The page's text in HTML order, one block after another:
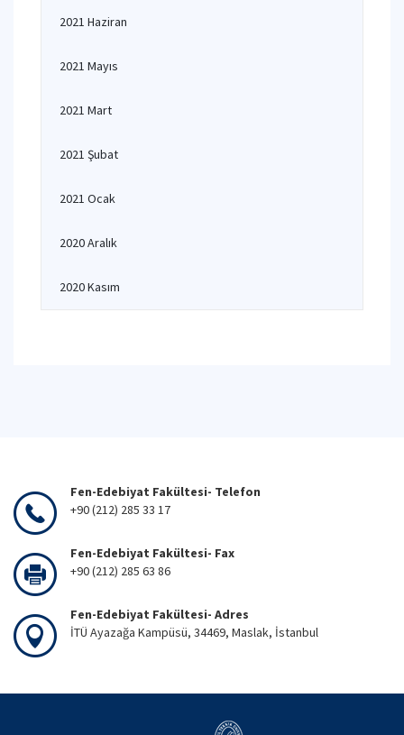
2021 Haziran
2021 Mayıs
2021 Mart
2021 Şubat
2021 Ocak
2020 Aralık
2020 Kasım
Fen-Edebiyat Fakültesi- Telefon
+90 (212) 285 33 17
Fen-Edebiyat Fakültesi- Fax
+90 (212) 285 63 86
Fen-Edebiyat Fakültesi- Adres
İTÜ Ayazağa Kampüsü, 34469, Maslak, İstanbul